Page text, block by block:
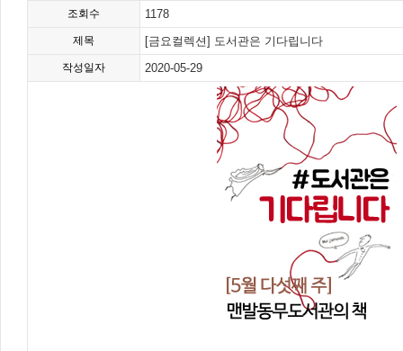
조회수 1178
제목 [금요컬렉션] 도서관은 기다립니다
작성일자 2020-05-29